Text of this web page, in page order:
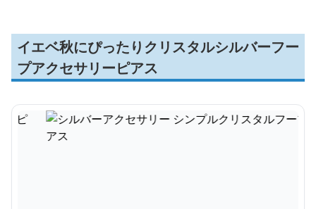
イエベ秋にぴったりクリスタルシルバーフー
プアクセサリーピアス